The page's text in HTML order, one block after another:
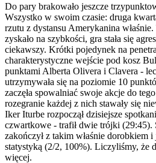
Do pary brakowało jeszcze
Wszystko w swoim czasie: druga
rzutu z dystansu Amerykanina
zyskało na szybkości, gra stała się
ciekawszy. Krótki pojedynek na
charakterystyczne wejście pod kosz
punktami Alberta Olivera i Clavera -
utrzymywała się na poziomie 10
zaczęła spowalniać swoje akcje do
rozegranie każdej z nich stawały się
Iker Iturbe rozpoczął dzisiejsze
czwartkowe - trafił dwie trójki (29:45).
zakończył z takim właśnie dorobkiem i
statystyką (2/2, 100%). Liczyliśmy, że
więcej.